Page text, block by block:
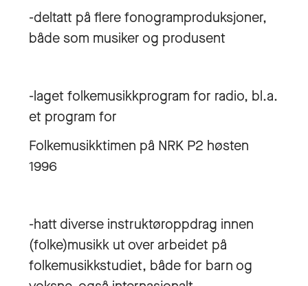
-deltatt på flere fonogramproduksjoner,
både som musiker og produsent
-laget folkemusikkprogram for radio, bl.a.
et program for
Folkemusikktimen på NRK P2 høsten
1996
-hatt diverse instruktøroppdrag innen
(folke)musikk ut over arbeidet på
folkemusikkstudiet, både for barn og